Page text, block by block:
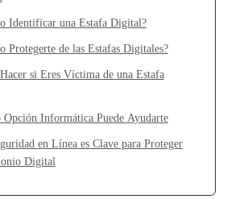
Identificar una Estafa Digital?
Protegerte de las Estafas Digitales?
si Eres Víctima de una Estafa
Opción Informática Puede Ayudarte
en Línea es Clave para Proteger
Digital